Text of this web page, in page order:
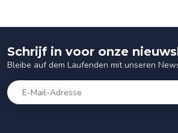
Schrijf in voor onze
Bleibe auf dem Laufenden mit unseren